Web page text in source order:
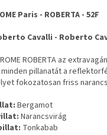
Paris - ROBERTA - 52F
Cavalli - Roberto
ROBERTA az
pillanatát a
fokozatosan friss
Bergamot
Narancsvirág
Tonkabab